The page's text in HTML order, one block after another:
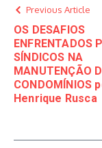
Previous Article
OS DESAFIOS
ENFRENTADOS
SÍNDICOS NA
MANUTENÇÃO
CONDOMÍNIOS
Henrique Rusca